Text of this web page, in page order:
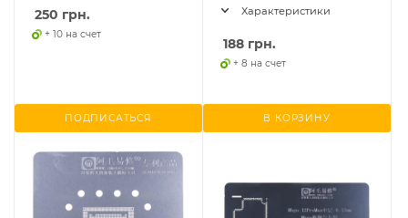
250 грн.
+ 10 на счет
ПОДПИСАТЬСЯ
Характеристики
188 грн.
+ 8 на счет
В КОРЗИНУ